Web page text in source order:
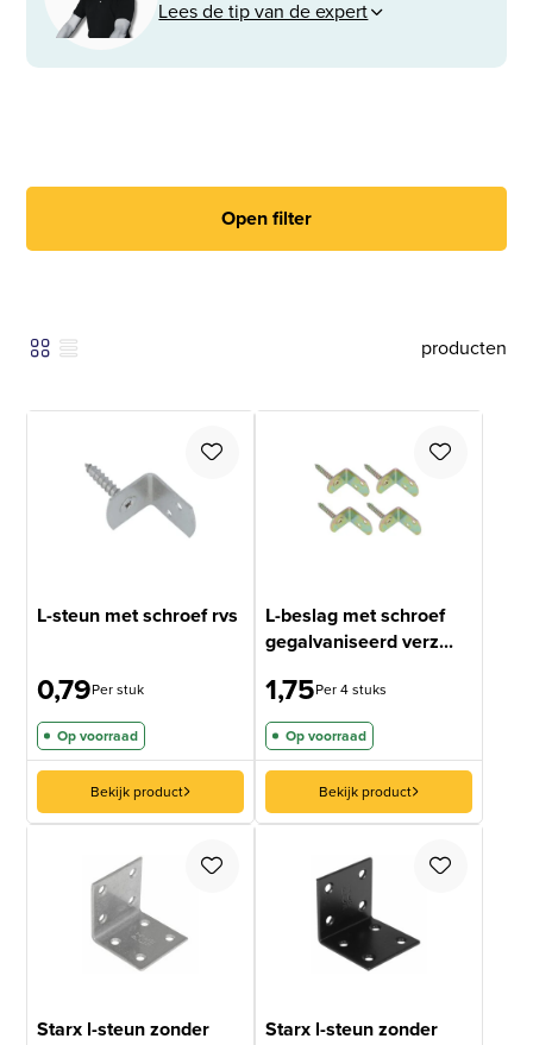
Lees de tip van de expert
Open filter
producten
L-steun met schroef rvs
0,79Per stuk
Op voorraad
Bekijk product
L-beslag met schroef
gegalvaniseerd verz...
1,75Per 4 stuks
Op voorraad
Bekijk product
Starx l-steun zonder
Starx l-steun zonder